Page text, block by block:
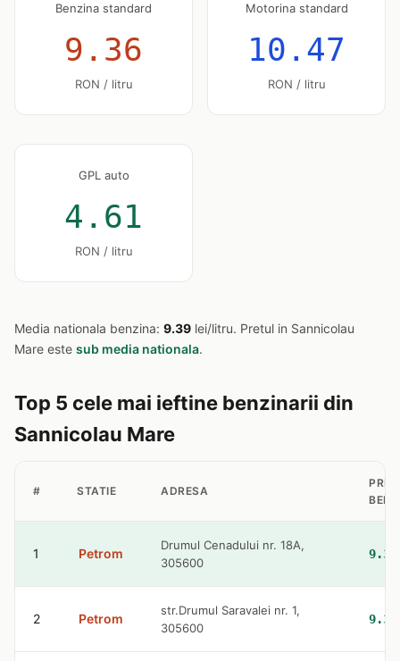
Benzina standard
9.36
RON / litru
Motorina standard
10.47
RON / litru
GPL auto
4.61
RON / litru
Media nationala benzina: 9.39 lei/litru. Pretul in Sannicolau
Mare este sub media nationala.
Top 5 cele mai ieftine benzinarii din
Sannicolau Mare
# STATIE ADRESA
PRET
1 Petrom
Drumul Cenadului nr. 18A,
305600
2 Petrom
str.Drumul Saravalei nr. 1,
305600